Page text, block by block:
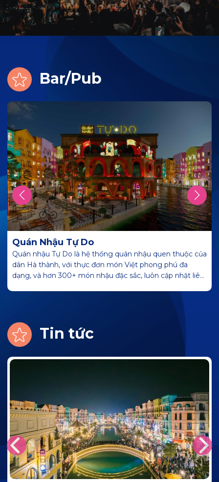
Bar/Pub
Quán Nhậu Tự Do
Quán nhậu Tự Do là hệ thống quán nhậu quen thuộc của
dân Hà thành, với thực đơn món Việt phong phú đa
dạng, và hơn 300+ món nhậu đặc sắc, luôn cập nhật liên
Tin tức